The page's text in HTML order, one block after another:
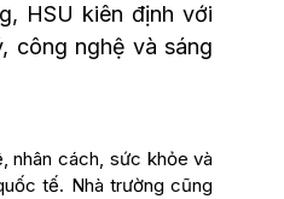
HSU kiên định với
công nghệ và sáng
nhân cách, sức khỏe và
tế. Nhà trường cũng